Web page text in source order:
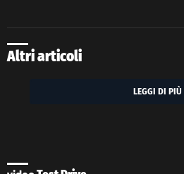
Altri articoli
LEGGI DI PIÙ